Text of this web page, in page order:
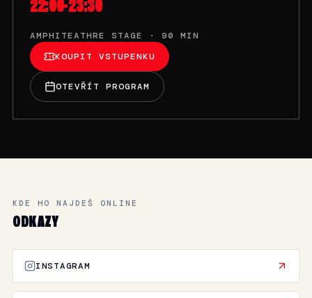
22:00-23:30
AMPHITEATHRE STAGE · 90 MIN
KOUPIT VSTUPENKU
OTEVŘÍT PROGRAM
KDE HO NAJDEŠ ONLINE
ODKAZY
INSTAGRAM